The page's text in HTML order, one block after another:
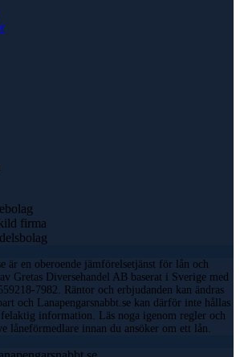
firma
är en oberoende jämförelsetjänst för lån och
Gretas Diversehandel AB baserat i Sverige med
7982. Räntor och erbjudanden kan ändras
och Lanapengarsnabbt.se kan därför inte hållas
information. Läs noga igenom regler och
låneförmedlare innan du ansöker om ett lån.